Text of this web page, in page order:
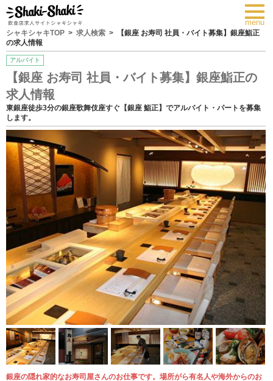
menu
シャキシャキTOP 求人検索
【銀座 お寿司 社員・バイト募集】銀座鮨正
の求人情報
アルバイト
【銀座 お寿司 社員・バイト募集】銀座鮨正の
求人情報
東銀座徒歩3分の銀座歌舞伎座すぐ【銀座 鮨正】でアルバイト・パートを募集
します。
銀座の隠れ家的なお寿司屋さんのお仕事です。場所がら有名人や海外からのお